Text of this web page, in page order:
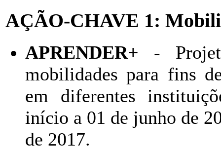
AÇÃO-CHAVE 1:
APRENDER+ -
mobilidades para fins
em diferentes
início a 01 de junho de
de 2017.